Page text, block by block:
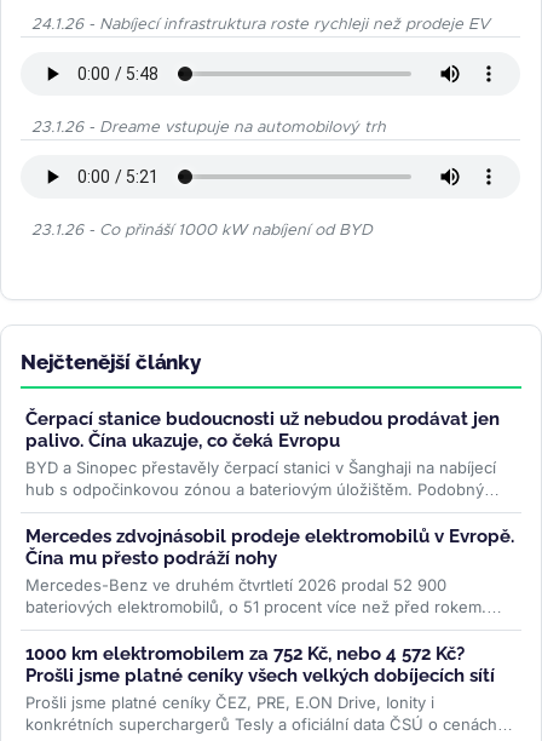
24.1.26 - Nabíjecí infrastruktura roste rychleji než prodeje EV
23.1.26 - Dreame vstupuje na automobilový trh
23.1.26 - Co přináší 1000 kW nabíjení od BYD
Nejčtenější články
Čerpací stanice budoucnosti už nebudou prodávat jen
palivo. Čína ukazuje, co čeká Evropu
BYD a Sinopec přestavěly čerpací stanici v Šanghaji na nabíjecí
hub s odpočinkovou zónou a bateriovým úložištěm. Podobný
model může...>>
Mercedes zdvojnásobil prodeje elektromobilů v Evropě.
Čína mu přesto podráží nohy
Mercedes-Benz ve druhém čtvrtletí 2026 prodal 52 900
bateriových elektromobilů, o 51 procent více než před rokem.
Evropa rostla o 87 procent...>>
1000 km elektromobilem za 752 Kč, nebo 4 572 Kč?
Prošli jsme platné ceníky všech velkých dobíjecích sítí
Prošli jsme platné ceníky ČEZ, PRE, E.ON Drive, Ionity i
konkrétních superchargerů Tesly a oficiální data ČSÚ o cenách